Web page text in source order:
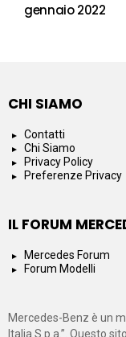
gennaio 2022
CHI SIAMO
Contatti
Chi Siamo
Privacy Policy
Preferenze Privacy
IL FORUM
Mercedes Forum
Forum Modelli
Mercedes-Benz è un
Italia S.p.a.”. Questo